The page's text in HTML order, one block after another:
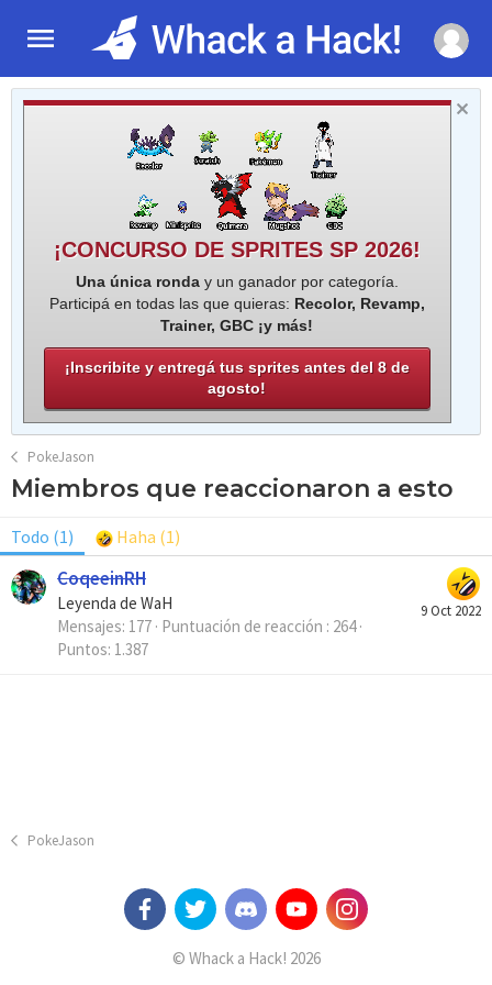
¡CONCURSO DE SPRITES SP 2026!
Una única ronday un ganador por categoría.
Participá en todas las que quieras: Recolor, Revamp,
Trainer, GBC ¡y más!
¡Inscribite y entregá tus sprites antes del 8 de
agosto!
PokeJason
Miembros que reaccionaron a esto
Todo (1) Haha (1)
9 Oct 2022
CoqeeinRH
Leyenda de WaH
Mensajes 177 Puntuación de reacción 264
Puntos 1.387
PokeJason
© Whack a Hack! 2026